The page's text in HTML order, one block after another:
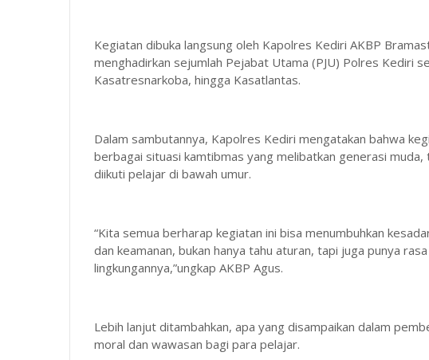
Kegiatan dibuka langsung oleh Kapolres Kediri AKBP
menghadirkan sejumlah Pejabat Utama (PJU) Polres Kediri
Kasatresnarkoba, hingga Kasatlantas.
Dalam sambutannya, Kapolres Kediri mengatakan bahwa
berbagai situasi kamtibmas yang melibatkan generasi
diikuti pelajar di bawah umur.
“Kita semua berharap kegiatan ini bisa menumbuhkan
dan keamanan, bukan hanya tahu aturan, tapi juga punya
lingkungannya,”ungkap AKBP Agus.
Lebih lanjut ditambahkan, apa yang disampaikan dalam
moral dan wawasan bagi para pelajar.